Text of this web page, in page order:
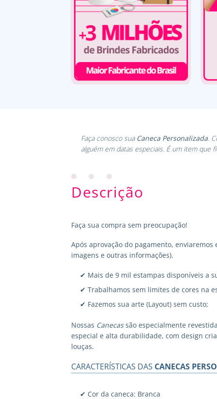
Faça conosco sua Caneca Personalizada.
alguém em datas especiais. É um item que
Descrição
Faça sua compra sem preocupação!
Após aprovação do pagamento,
imagens e outras informações).
✔ Mais de 9 mil estampas disponíveis a
✔ Trabalhamos sem limites de cores na
✔ Fazemos sua arte (Layout) sem custo;
Nossas Canecassão especialmente
especial e alta durabilidade, com design
louças.
CARACTERÍSTICAS DAS CANECAS
✔ Cor da caneca: Branca